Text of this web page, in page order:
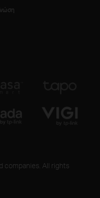
companies. All rights